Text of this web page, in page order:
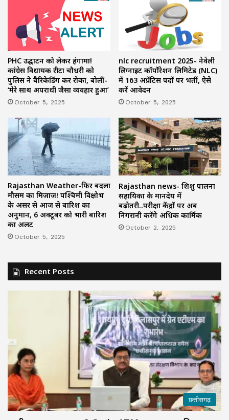
PHC उद्घाटन को लेकर हंगामा!
कांग्रेस विधायक रीटा चौधरी को
पुलिस ने बैरिकेडिंग कर रोका, बोलीं-
‘मेरे साथ अपराधी जैसा व्यवहार हुआ’
October 5, 2025
nlc recruitment 2025- नेवेली
लिग्नाइट कॉर्पोरेशन लिमिटेड (NLC)
में 163 अप्रेंटिस पदों पर भर्ती, ऐसे
करें आवेदन
October 5, 2025
Rajasthan Weather-फिर बदला
मौसम का मिजाज! पश्चिमी विक्षोभ
के असर से आज से बारिश का
अनुमान, 6 अक्टूबर को भारी बारिश
का अलर्ट
October 5, 2025
Rajasthan news- शिशु पालना
सहायिका के मानदेय में
बढ़ोतरी..परीक्षा केंद्रों पर अब
निगरानी करेंगे अधिक कार्मिक
October 2, 2025
Recent Posts
छत्तीसगढ़